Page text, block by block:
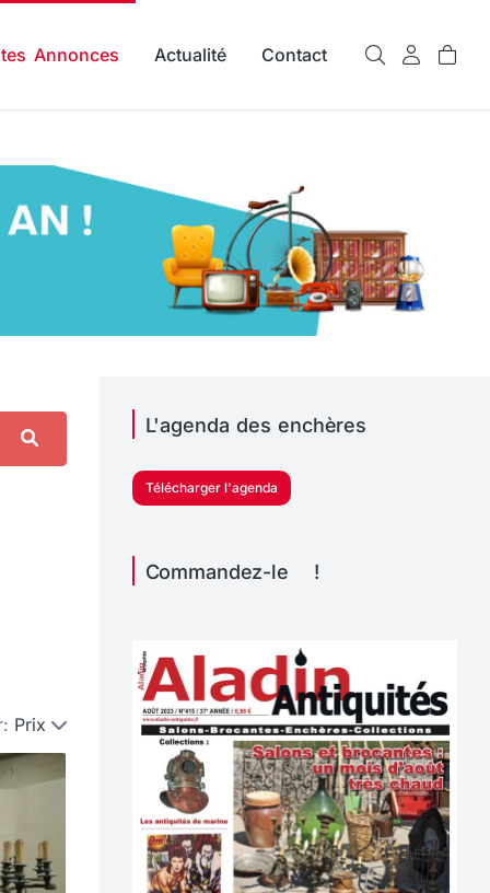
Annonces Actualité Contact
Prix
L'agenda des enchères
Télécharger l'agenda
Commandez-le !